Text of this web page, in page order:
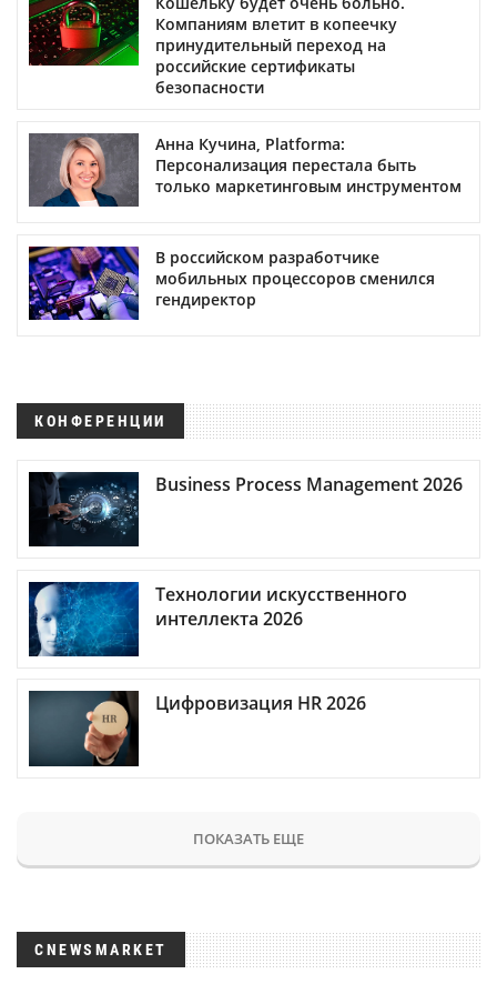
Компаниям влетит в копеечку
принудительный переход на
российские сертификаты
безопасности
Анна Кучина, Platforma:
Персонализация перестала быть
только маркетинговым инструментом
В российском разработчике
мобильных процессоров сменился
гендиректор
КОНФЕРЕНЦИИ
Business Process Management 2026
Технологии искусственного
интеллекта 2026
Цифровизация HR 2026
ПОКАЗАТЬ ЕЩЕ
CNEWSMARKET